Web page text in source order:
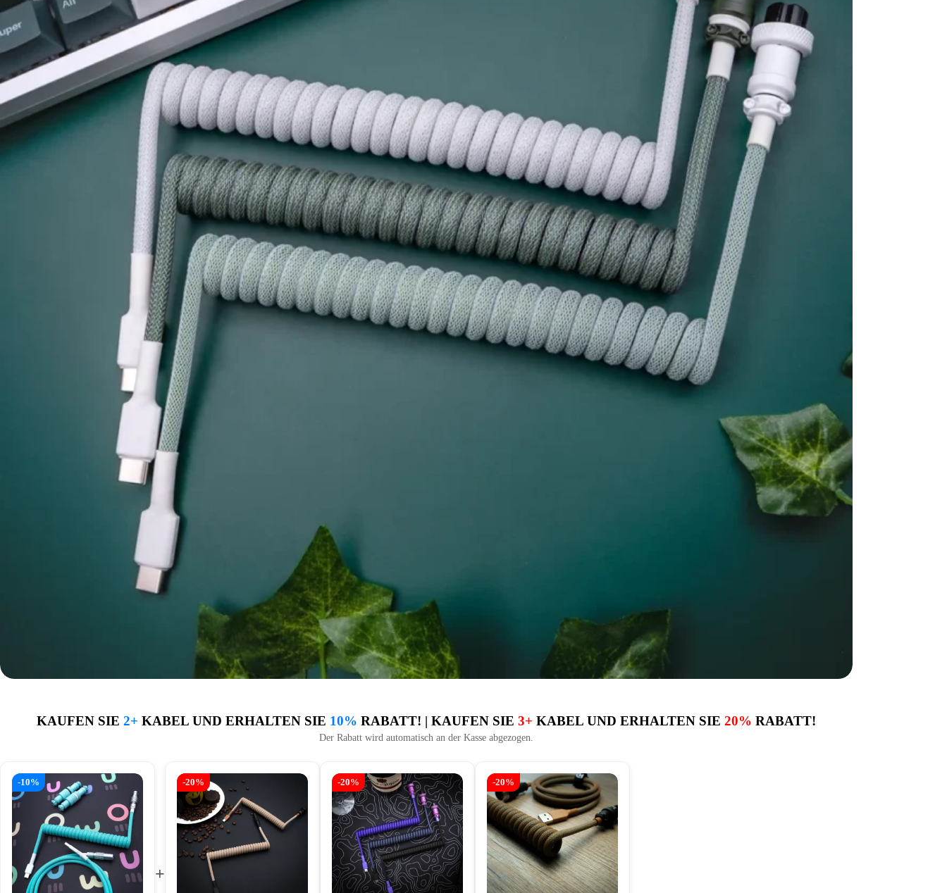
KAUFEN SIE 2+ KABEL UND ERHALTEN SIE 10% RABATT! | KAUFEN SIE 3+ KABEL UND ERHALTEN SIE 20% RABATT!
Der Rabatt wird automatisch an der Kasse abgezogen.
-10%
+
-20% -20% -20%